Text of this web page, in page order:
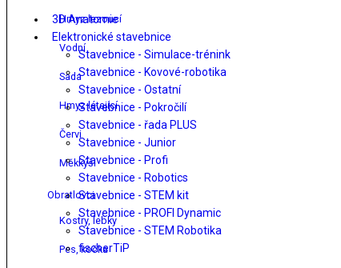
3D Anatomie
Elektronické stavebnice
Stavebnice - Simulace-trénink
Stavebnice - Kovové-robotika
Stavebnice - Ostatní
Stavebnice - Pokročilí
Stavebnice - řada PLUS
Stavebnice - Junior
Stavebnice - Profi
Stavebnice - Robotics
Stavebnice - STEM kit
Stavebnice - PROFI Dynamic
Stavebnice - STEM Robotika
fischerTiP
Hmyz lezoucí
Vodní
Sada
Hmyz létající
Červi
Měkkýši
Obratlovci
Kostry, lebky
Pes, kočka